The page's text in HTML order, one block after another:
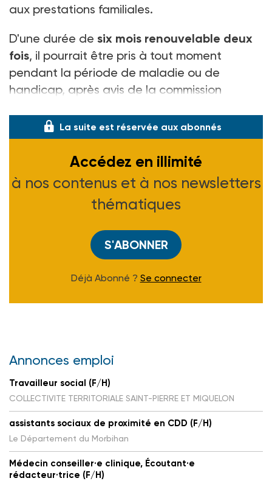
aux prestations familiales.
D'une durée de six mois renouvelable deux
fois, il pourrait être pris à tout moment
pendant la période de maladie ou de
handicap, après avis de la commission
La suite est réservée aux abonnés
Accédez en illimité
à nos contenus et à nos newsletters
thématiques
S'ABONNER
Déjà Abonné ? Se connecter
Annonces emploi
Travailleur social (F/H)
COLLECTIVITE TERRITORIALE SAINT-PIERRE ET MIQUELON
assistants sociaux de proximité en CDD (F/H)
Le Département du Morbihan
Médecin conseiller·e clinique, Écoutant·e
rédacteur·trice (F/H)